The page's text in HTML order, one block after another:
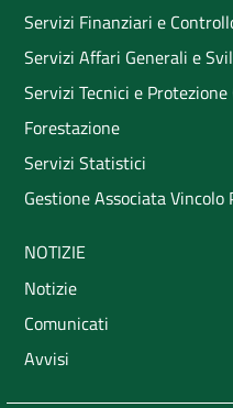
Servizi Finanziari e
Servizi Affari Generali e
Servizi Tecnici e Protezione
Forestazione
Servizi Statistici
Gestione Associata Vincolo
NOTIZIE
Notizie
Comunicati
Avvisi